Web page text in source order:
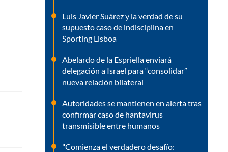
Luis Javier Suárez y la verdad de su
supuesto caso de indisciplina en
Sporting Lisboa
Abelardo de la Espriella enviará
delegación a Israel para “consolidar”
nueva relación bilateral
Autoridades se mantienen en alerta tras
confirmar caso de hantavirus
transmisible entre humanos
"Comienza el verdadero desafío: